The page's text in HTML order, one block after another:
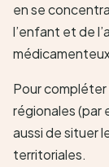
en se
l’enfant et de
Pour compléter
régionales
aussi de situer
territoriales.